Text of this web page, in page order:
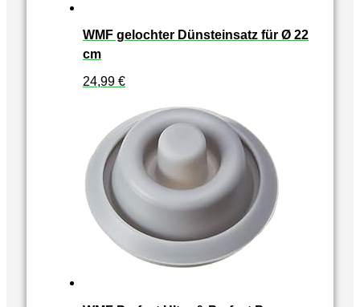
WMF gelochter Dünsteinsatz für Ø 22
cm
24,99 €